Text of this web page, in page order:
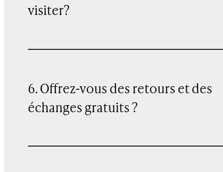
visiter?
6. Offrez-vous des retours et des
échanges gratuits ?